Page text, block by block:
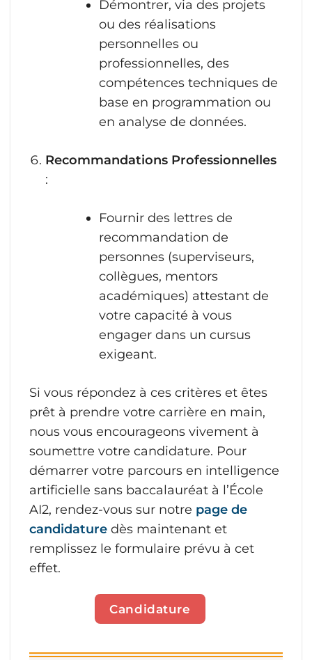
Démontrer, via des projets
ou des réalisations
personnelles ou
professionnelles, des
compétences techniques de
base en programmation ou
en analyse de données.
Recommandations Professionnelles
:
Fournir des lettres de
recommandation de
personnes (superviseurs,
collègues, mentors
académiques) attestant de
votre capacité à vous
engager dans un cursus
exigeant.
Si vous répondez à ces critères et êtes
prêt à prendre votre carrière en main,
nous vous encourageons vivement à
soumettre votre candidature. Pour
démarrer votre parcours en intelligence
artificielle sans baccalauréat à l’École
AI2, rendez-vous sur notre page de
candidaturedès maintenant et
remplissez le formulaire prévu à cet
effet.
Candidature